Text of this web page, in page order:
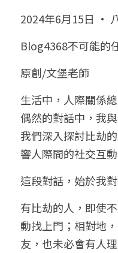
心靈成長
人氣最高
站長精選
臉書生活
好書推廌
團隊訓練營
八字視頻
陽宅視頻
線上直播
自我挑戰
八字初階班1
八字初階班2
八字進階班
八字中階班
八字高階班
五人實戰班
五行計算初階班
五行計算高階班
團隊訓練營
命理商城
八字完整班
《十神高階實戰
科學八字推理
八字批命
小兒命名
我的著作
科學八字推理1
科學八字推理2
科學八字推理3
科學八字輕鬆學
輕鬆學會科學八
與我預約
批命預約
上課預約
常見問題
FB粉絲頁
登錄 /註冊
搜索
繁體中文
繁體中文
0938617837
2024年6月15日 ·
Blog4368不可能的
原創/文堡老師
生活中，人際關係
偶然的對話中，我
我們深入探討比劫
響人際間的社交互動
這段對話，始於我
有比劫的人，即使
動找上門；相對地
友，也未必會有人